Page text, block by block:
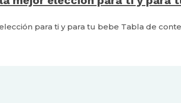
para ti y para tu bebe Tabla de